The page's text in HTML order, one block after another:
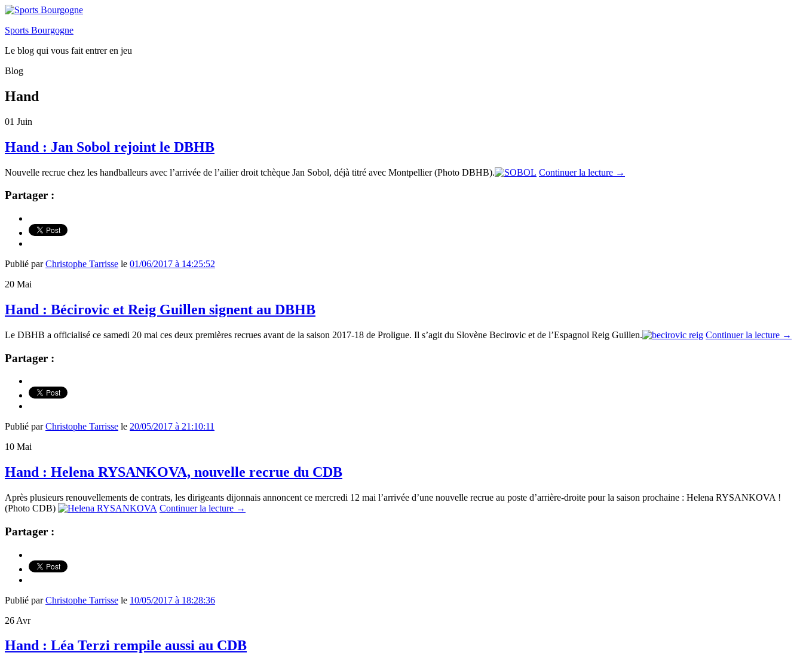
Sports Bourgogne
Le blog qui vous fait entrer en jeu
Blog
Hand
01 Juin
Hand : Jan Sobol rejoint le DBHB
Nouvelle recrue chez les handballeurs avec l’arrivée de l’ailier droit tchèque Jan Sobol, déjà titré avec Montpellier (Photo DBHB). Continuer la lecture →
Partager :
Publié parChristophe Tarrisse le 01/06/2017 à 14:25:52
20 Mai
Hand : Bécirovic et Reig Guillen signent au DBHB
Le DBHB a officialisé ce samedi 20 mai ces deux premières recrues avant de la saison 2017-18 de Proligue. Il s’agit du Slovène Becirovic et de l’Espagnol Reig Guillen. Continuer la lecture →
Partager :
Publié parChristophe Tarrisse le 20/05/2017 à 21:10:11
10 Mai
Hand : Helena RYSANKOVA, nouvelle recrue du CDB
Après plusieurs renouvellements de contrats, les dirigeants dijonnais annoncent ce mercredi 12 mai l’arrivée d’une nouvelle recrue au poste d’arrière-droite pour la saison prochaine : Helena RYSANKOVA !
(Photo CDB)
Continuer la lecture →
Partager :
Publié parChristophe Tarrisse le 10/05/2017 à 18:28:36
26 Avr
Hand : Léa Terzi rempile aussi au CDB